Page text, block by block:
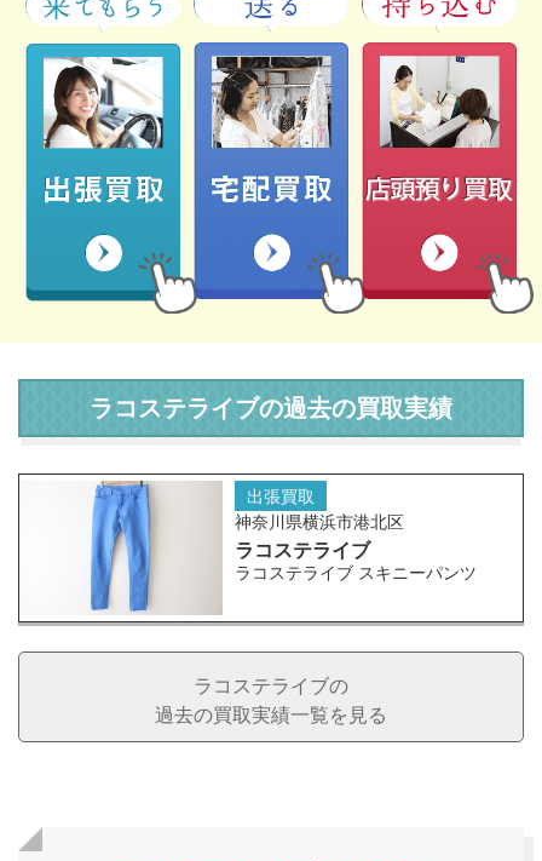
ラコステライブの過去の買取実績
出張買取
神奈川県横浜市港北区
ラコステライブ
ラコステライブ スキニーパンツ
ラコステライブの
過去の買取実績一覧を見る